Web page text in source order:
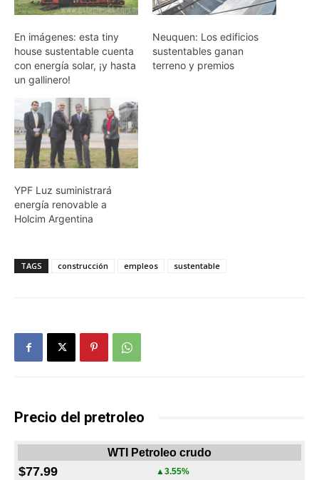
En imágenes: esta tiny
house sustentable cuenta
con energía solar, ¡y hasta
un gallinero!
Neuquen: Los edificios
sustentables ganan
terreno y premios
YPF Luz suministrará
energía renovable a
Holcim Argentina
TAGS construcción empleos sustentable
Precio del pretroleo
WTI Petroleo crudo
$77.99 ▲3.55%